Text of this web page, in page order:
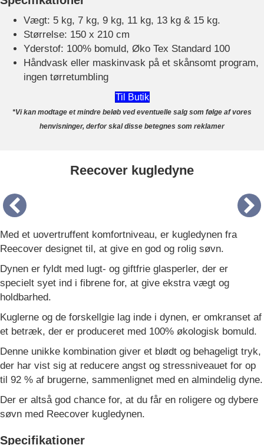
Vægt: 5 kg, 7 kg, 9 kg, 11 kg, 13 kg & 15 kg.
Størrelse: 150 x 210 cm
Yderstof: 100% bomuld, Øko Tex Standard 100
Håndvask eller maskinvask på et skånsomt program,
ingen tørretumbling
Til Butik
*Vi kan modtage et mindre beløb ved eventuelle salg som følge af vores
henvisninger, derfor skal disse betegnes som reklamer
Reecover kugledyne
Med et uovertruffent komfortniveau, er kugledynen fra
Reecover designet til, at give en god og rolig søvn.
Dynen er fyldt med lugt- og giftfrie glasperler, der er
specielt syet ind i fibrene for, at give ekstra vægt og
holdbarhed.
Kuglerne og de forskellgie lag inde i dynen, er omkranset af
et betræk, der er produceret med 100% økologisk bomuld.
Denne unikke kombination giver et blødt og behageligt tryk,
der har vist sig at reducere angst og stressniveauet for op
til 92 % af brugerne, sammenlignet med en almindelig dyne.
Der er altså god chance for, at du får en roligere og dybere
søvn med Reecover kugledynen.
Specifikationer